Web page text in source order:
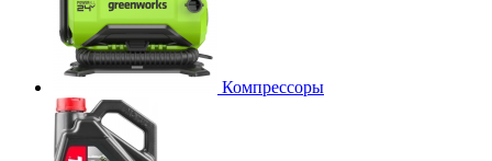
Компрессоры